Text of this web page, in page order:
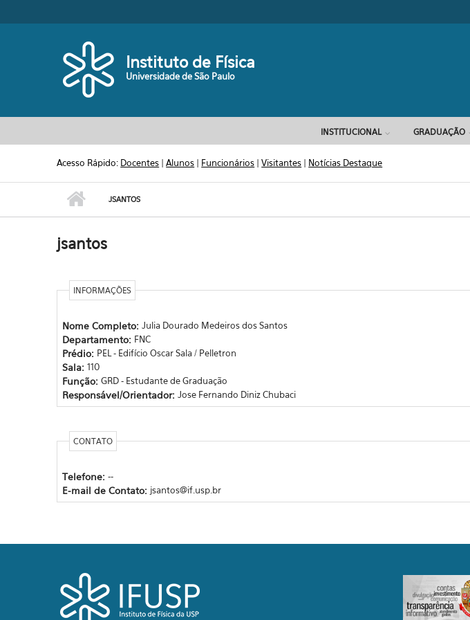
Instituto de Física
Universidade de São Paulo
INSTITUCIONAL GRADUAÇÃO
Acesso Rápido: Docentes |Alunos | Funcionários |Visitantes | Notícias Destaque
JSANTOS
jsantos
INFORMAÇÕES
Nome Completo: Julia Dourado Medeiros dos Santos
Departamento: FNC
Prédio: PEL - Edifício Oscar Sala / Pelletron
Sala: 110
Função: GRD - Estudante de Graduação
Responsável/Orientador: Jose Fernando Diniz Chubaci
CONTATO
Telefone: --
E-mail de Contato: jsantos@if.usp.br